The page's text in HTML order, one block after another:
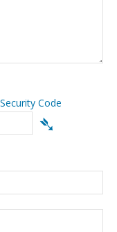
Code
➴